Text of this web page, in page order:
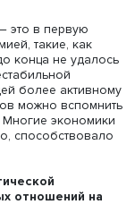
Это
и
спрос на
услуг,
экономики
не
годы была
наоборот,